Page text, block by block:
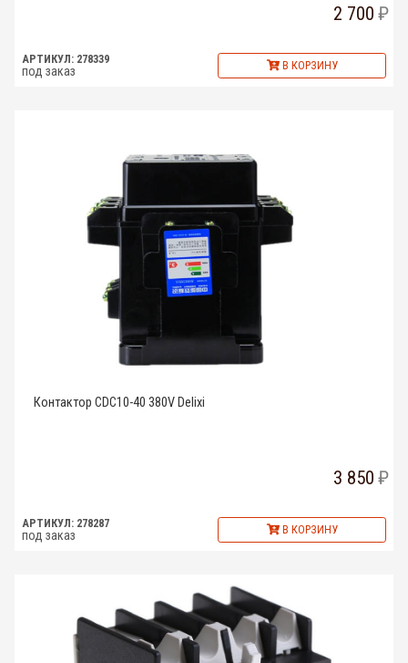
2 700
АРТИКУЛ: 278339
под заказ В КОРЗИНУ
Контактор CDC10-40 380V Delixi
3 850
АРТИКУЛ: 278287
под заказ В КОРЗИНУ